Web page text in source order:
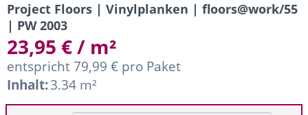
Project Floors | Vinylplanken | floors@work/55
| PW 2003
23,95 € / m²
entspricht 79,99 € pro Paket
Inhalt:3.34 m²